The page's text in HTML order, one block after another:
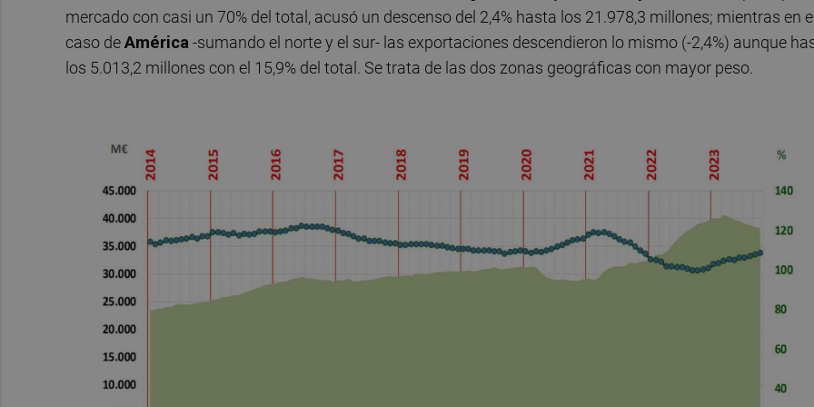
mercado con casi un 70% del total, acusó un descenso del 2,4% hasta los 21.978,3 millones; mientras en
caso deAmérica -sumando el norte y el sur- las exportaciones descendieron lo mismo (-2,4%) aunque
los 5.013,2 millones con el 15,9% del total. Se trata de las dos zonas geográficas con mayor peso.